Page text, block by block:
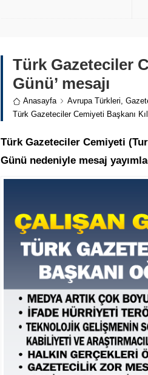
Türk Gazeteciler
Günü’ mesajı
Anasayfa Avrupa Türkleri,
Türk Gazeteciler Cemiyeti Başkanı
Türk Gazeteciler Cemiyeti
Günü nedeniyle mesaj